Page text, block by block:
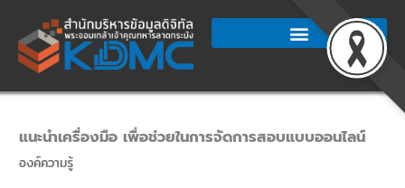
content
แนะนำเครื่องมือ เพื่อช่วยในการจัดการสอบแบบออนไลน์
องค์ความรู้